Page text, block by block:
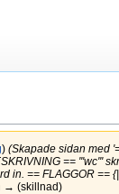
) (Skapade sidan med
==
in. == FLAGGOR ==
→ (skillnad)